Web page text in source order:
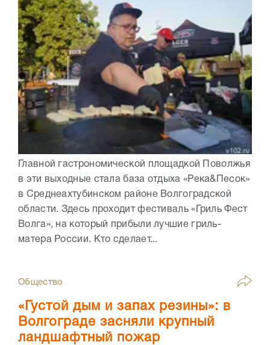
Главной гастрономической площадкой Поволжья
в эти выходные стала база отдыха «Река&Песок»
в Среднеахтубинском районе Волгоградской
области. Здесь проходит фестиваль «Гриль Фест
Волга», на который прибыли лучшие гриль-
матера России. Кто сделает...
Общество
«Густой дым и запах резины»: в
Волгограде засняли крупный
ландшафтный пожар